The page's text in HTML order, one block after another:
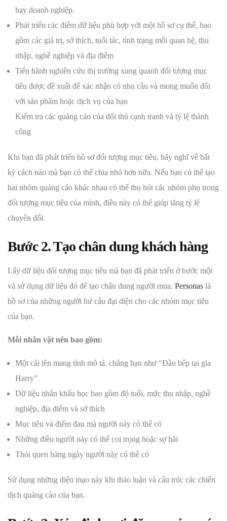
hay doanh nghiệp.
Phát triển các điểm dữ liệu phù hợp với một hồ sơ cụ thể, bao
gồm các giá trị, sở thích, tuổi tác, tình trạng mối quan hệ, thu
nhập, nghề nghiệp và địa điểm
Tiến hành nghiên cứu thị trường xung quanh đối tượng mục
tiêu được đề xuất để xác nhận có nhu cầu và mong muốn đối
với sản phẩm hoặc dịch vụ của bạn
Kiểm tra các quảng cáo của đối thủ cạnh tranh và tỷ lệ thành
công
Khi bạn đã phát triển hồ sơ đối tượng mục tiêu, hãy nghĩ về bất
kỳ cách nào mà bạn có thể chia nhỏ hơn nữa. Nếu bạn có thể tạo
hai nhóm quảng cáo khác nhau có thể thu hút các nhóm phụ trong
đối tượng mục tiêu của mình, điều này có thể giúp tăng tỷ lệ
chuyển đổi.
Bước 2. Tạo chân dung khách hàng
Lấy dữ liệu đối tượng mục tiêu mà bạn đã phát triển ở bước một
và sử dụng dữ liệu đó để tạo chân dung người mua. Personas là
hồ sơ của những người hư cấu đại diện cho các nhóm mục tiêu
của bạn.
Mỗi nhân vật nên bao gồm:
Một cái tên mang tính mô tả, chẳng hạn như “Đầu bếp tại gia
Harry”
Dữ liệu nhân khẩu học bao gồm độ tuổi, mức thu nhập, nghề
nghiệp, địa điểm và sở thích
Mục tiêu và điểm đau mà người này có thể có
Những điều người này có thể coi trọng hoặc sợ hãi
Thói quen hàng ngày người này có thể có
Sử dụng những diện mạo này khi thảo luận và cấu trúc các chiến
dịch quảng cáo của bạn.